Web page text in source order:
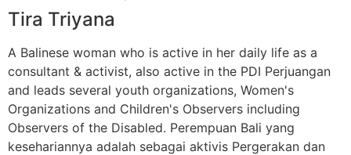
Tira Triyana
A Balinese woman who is active in her daily life as a
consultant & activist, also active in the PDI Perjuangan
and leads several youth organizations, Women's
Organizations and Children's Observers including
Observers of the Disabled. Perempuan Bali yang
kesehariannya adalah sebagai aktivis Pergerakan dan